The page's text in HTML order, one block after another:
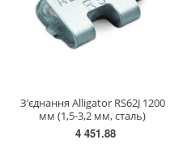
З'єднання Alligator RS62J 1200
мм (1,5-3,2 мм, сталь)
4 451.88